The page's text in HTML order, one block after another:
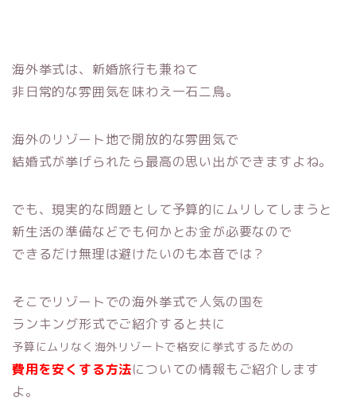
海外挙式は、新婚旅行も兼ねて
非日常的な雰囲気を味わえ一石二鳥。
海外のリゾート地で開放的な雰囲気で
結婚式が挙げられたら最高の思い出ができますよね。
でも、現実的な問題として予算的にムリしてしまうと
新生活の準備などでも何かとお金が必要なので
できるだけ無理は避けたいのも本音では？
そこでリゾートでの海外挙式で人気の国を
ランキング形式でご紹介すると共に
予算にムリなく海外リゾートで格安に挙式するための
費用を安くする方法についての情報もご紹介します
よ。